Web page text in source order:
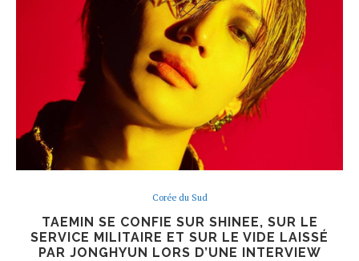
Corée du Sud
TAEMIN SE CONFIE SUR SHINEE, SUR LE
SERVICE MILITAIRE ET SUR LE VIDE LAISSÉ
PAR JONGHYUN LORS D’UNE INTERVIEW